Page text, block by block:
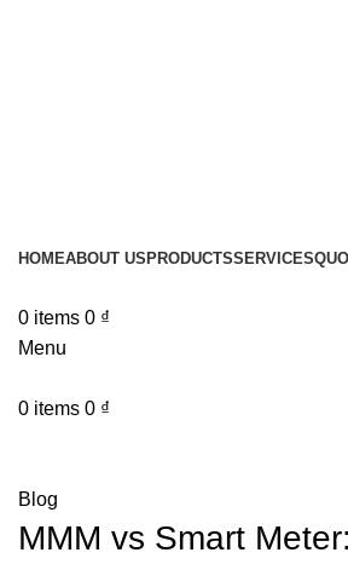
HOMEABOUT US PRODUCTSSERVICES
0 items 0 ₫
Menu
0 items 0 ₫
Blog
MMM vs Smart